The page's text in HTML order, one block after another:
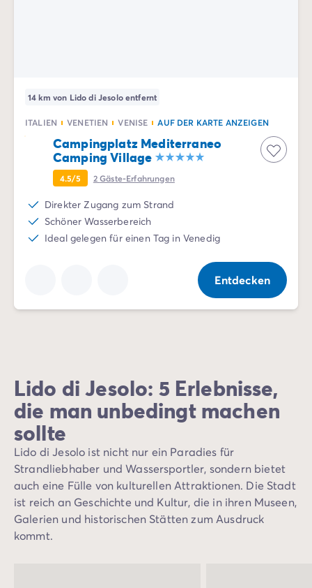
14 km von Lido di Jesolo entfernt
ITALIEN VENETIEN VENISE AUF DER KARTE ANZEIGEN
Campingplatz Mediterraneo
Camping Village
4.5/5 2Gäste-Erfahrungen
Direkter Zugang zum Strand
Schöner Wasserbereich
Ideal gelegen für einen Tag in Venedig
Entdecken
Lido di Jesolo: 5 Erlebnisse,
die man unbedingt machen
sollte
Lido di Jesolo ist nicht nur ein Paradies für
Strandliebhaber und Wassersportler, sondern bietet
auch eine Fülle von kulturellen Attraktionen. Die Stadt
ist reich an Geschichte und Kultur, die in ihren Museen,
Galerien und historischen Stätten zum Ausdruck
kommt.